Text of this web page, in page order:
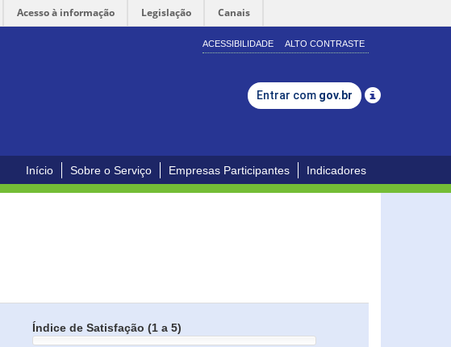
Acesso à informação Legislação Canais
ACESSIBILIDADE ALTO CONTRASTE
Entrar com gov.br
Início Sobre o Serviço Empresas Participantes Indicadores
Índice de Satisfação (1 a 5)